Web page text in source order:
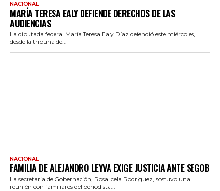
NACIONAL
MARÍA TERESA EALY DEFIENDE DERECHOS DE LAS
AUDIENCIAS
La diputada federal María Teresa Ealy Díaz defendió este miércoles,
desde la tribuna de...
NACIONAL
FAMILIA DE ALEJANDRO LEYVA EXIGE JUSTICIA ANTE SEGOB
La secretaria de Gobernación, Rosa Icela Rodríguez, sostuvo una
reunión con familiares del periodista...